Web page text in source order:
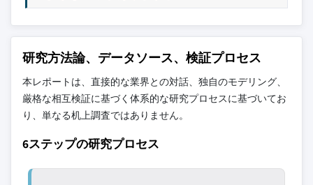
研究方法論、データソース、検証プロセス
本レポートは、直接的な業界との対話、独自のモデリング、
厳格な相互検証に基づく体系的な研究プロセスに基づいてお
り、単なる机上調査ではありません。
6ステップの研究プロセス